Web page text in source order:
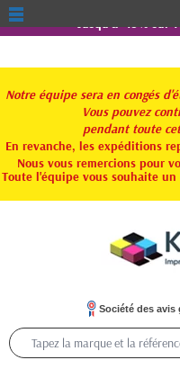
Jusqu'à -15% sur
Notre équipe sera en congés
Vous pouvez
pendant toute
En revanche, les expéditions
Nous vous remercions pour
Toute l'équipe vous souhaite
Société des avis